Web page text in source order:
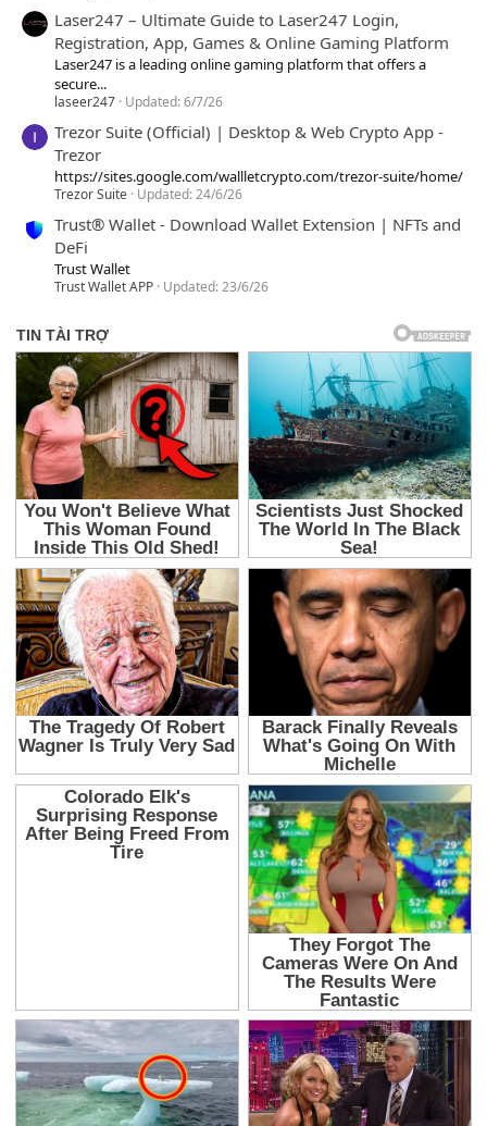
Laser247 – Ultimate Guide to Laser247 Login,
Registration, App, Games & Online Gaming Platform
Laser247 is a leading online gaming platform that offers a
secure...
laseer247 Updated:6/7/26
Trezor Suite (Official) | Desktop & Web Crypto App -
Trezor
https://sites.google.com/wallletcrypto.com/trezor-suite/home/
Trezor Suite Updated:24/6/26
Trust® Wallet - Download Wallet Extension | NFTs and
DeFi
Trust Wallet
Trust Wallet APP Updated:23/6/26